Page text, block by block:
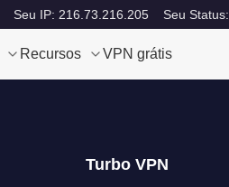
Seu IP: 216.73.216.205 Seu Status:
Recursos VPN grátis
Turbo VPN